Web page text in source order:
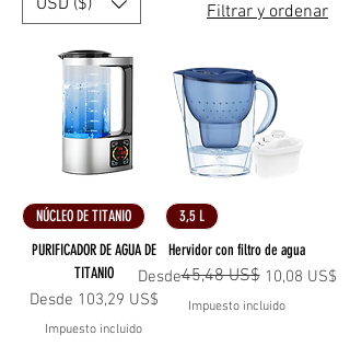
Filtrar y ordenar
NÚCLEO DE TITANIO
PURIFICADOR DE AGUA DE
TITANIO
Desde 103,29 US$
Precio de oferta
Impuesto incluido
3,5 L
Hervidor con filtro de agua
Desde
Precio45,48 US$ 10,08 US$
Precio de oferta
Impuesto incluido
USD ($)